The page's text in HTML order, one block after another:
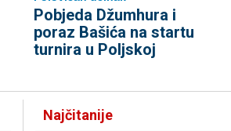
Pobjeda Džumhura i
poraz Bašića na startu
turnira u Poljskoj
Najčitanije